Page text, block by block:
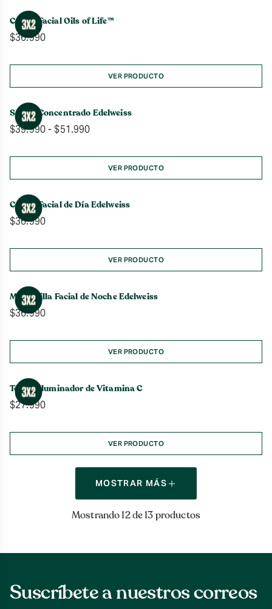
Crema Facial Oils of Life™
$36.990
VER PRODUCTO
Sérum Concentrado Edelweiss
$39.990- $51.990Rango
precios:
desde
$39.990
$51.990
VER PRODUCTO
Crema Facial de Día Edelweiss
$36.990
VER PRODUCTO
Mascarilla Facial de Noche Edelweiss
$36.990
VER PRODUCTO
Tónico Iluminador de Vitamina C
$27.990
VER PRODUCTO
Mostrando 12 de 13 productos
MOSTRAR MÁS
Suscríbete a nuestros correos